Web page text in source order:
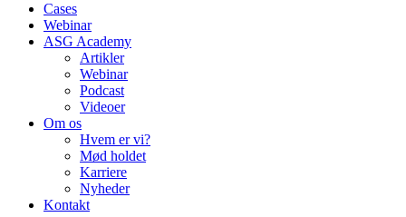
Cases
Webinar
ASG Academy
Artikler
Webinar
Podcast
Videoer
Om os
Hvem er vi?
Mød holdet
Karriere
Nyheder
Kontakt